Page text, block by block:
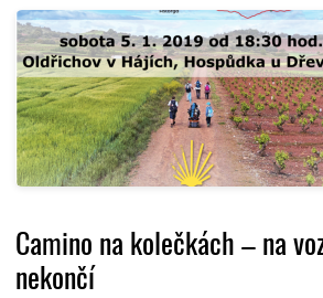
Camino na kolečkách – na
nekončí